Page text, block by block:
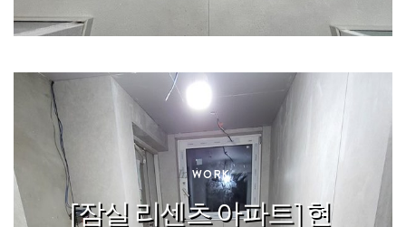
In WORK
[잠실 리센츠 아파트] 현